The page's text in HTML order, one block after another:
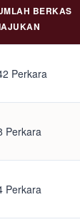
BERKAS
Perkara
Perkara
Perkara